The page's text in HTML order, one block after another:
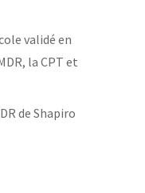
validé en
la CPT et
de Shapiro